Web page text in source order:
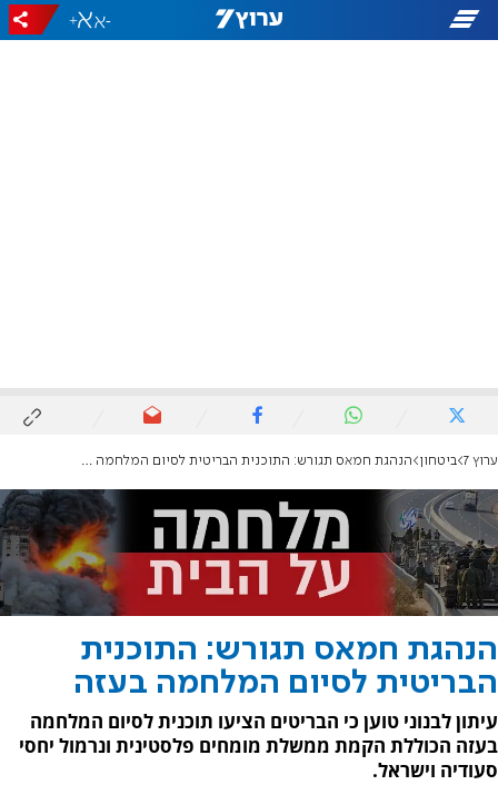
-
+
ערוץ 7 ביטחון הנהגת חמאס תגורש: התוכנית הבריטית לסיום המלחמה בעזה
הנהגת חמאס תגורש: התוכנית
הבריטית לסיום המלחמה בעזה
עיתון לבנוני טוען כי הבריטים הציעו תוכנית לסיום המלחמה
בעזה הכוללת הקמת ממשלת מומחים פלסטינית ונרמול יחסי
סעודיה וישראל.